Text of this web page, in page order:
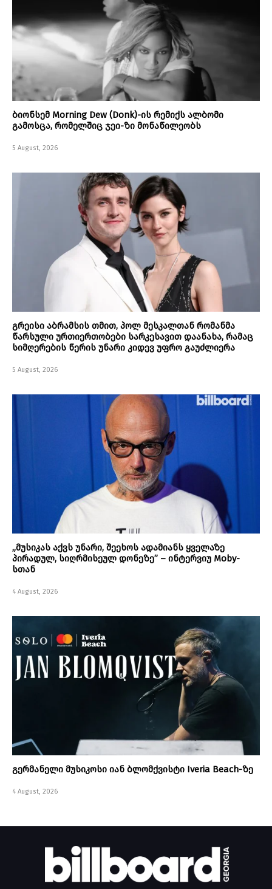
ბიონსემ Morning Dew (Donk)-ის რემიქს ალბომი
გამოსცა, რომელშიც ჯეი-ზი მონაწილეობს
5 August, 2026
გრეისი აბრამსის თმით, პოლ მესკალთან რომანმა
წარსული ურთიერთობები სარკესავით დაანახა, რამაც
სიმღერების წერის უნარი კიდევ უფრო გაუძლიერა
5 August, 2026
„მუსიკას აქვს უნარი, შეეხოს ადამიანს ყველაზე
პირადულ, სიღრმისეულ დონეზე” – ინტერვიუ Moby-
სთან
4 August, 2026
გერმანელი მუსიკოსი იან ბლომქვისტი Iveria Beach-ზე
4 August, 2026